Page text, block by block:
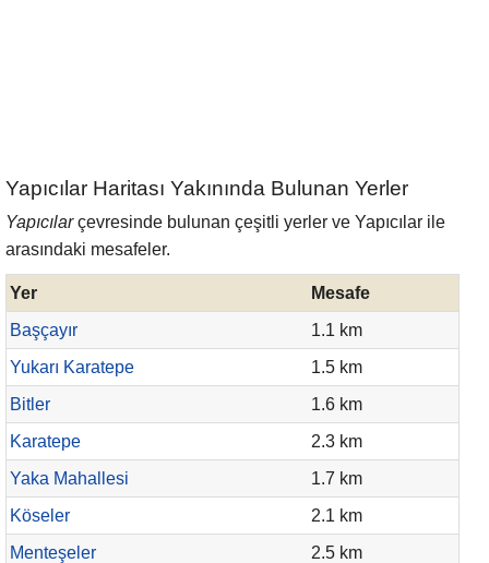
Yapıcılar Haritası Yakınında Bulunan Yerler
Yapıcılarçevresinde bulunan çeşitli yerler ve Yapıcılar ile
arasındaki mesafeler.
Yer
Mesafe
Başçayır
1.1 km
Yukarı Karatepe
1.5 km
Bitler
1.6 km
Karatepe
2.3 km
Yaka Mahallesi
1.7 km
Köseler
2.1 km
Menteşeler
2.5 km